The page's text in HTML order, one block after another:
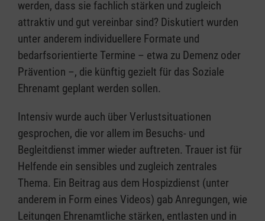
werden, dass sie fachlich stärken und zugleich
attraktiv und gut vereinbar sind? Diskutiert wurden
unter anderem individuellere Formate und
bedarfsorientierte Termine – etwa zu Demenz oder
Prävention –, die künftig gezielt für das Soziale
Ehrenamt geplant werden sollen.
Intensiv wurde auch über Verlustsituationen
gesprochen, die vor allem im Besuchs- und
Begleitdienst immer wieder auftreten. Trauer ist für
Helfende ein sensibles und zugleich zentrales
Thema. Ein Beitrag aus dem Hospizdienst (unter
anderem in Form eines Videos) gab Anregungen, wie
Leitungen Ehrenamtliche stärken, entlasten und in